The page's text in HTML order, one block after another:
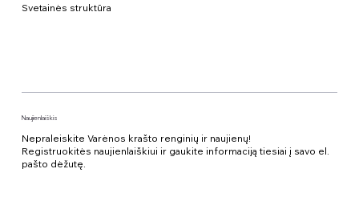
Svetainės struktūra
Naujienlaiškis
Nepraleiskite Varėnos krašto renginių ir naujienų!
Registruokitės naujienlaiškiui ir gaukite informaciją tiesiai į savo el.
pašto dėžutę.